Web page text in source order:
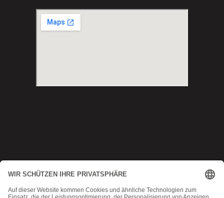
Datenschutz|AGB|Impressum
MadeByMomoko